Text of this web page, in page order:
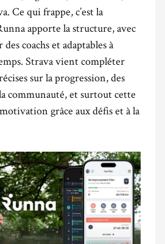
Ce qui frappe, c’est la
apporte la structure, avec
coachs et adaptables à
Strava vient compléter
sur la progression, des
communauté, et surtout cette
grâce aux défis et à la